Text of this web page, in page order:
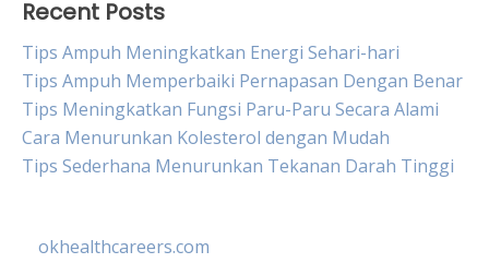
Recent Posts
Tips Ampuh Meningkatkan Energi Sehari-hari
Tips Ampuh Memperbaiki Pernapasan Dengan Benar
Tips Meningkatkan Fungsi Paru-Paru Secara Alami
Cara Menurunkan Kolesterol dengan Mudah
Tips Sederhana Menurunkan Tekanan Darah Tinggi
okhealthcareers.com